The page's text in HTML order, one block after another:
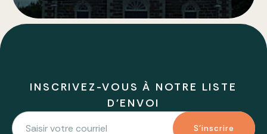
INSCRIVEZ-VOUS À NOTRE LISTE
D'ENVOI
S'inscrire